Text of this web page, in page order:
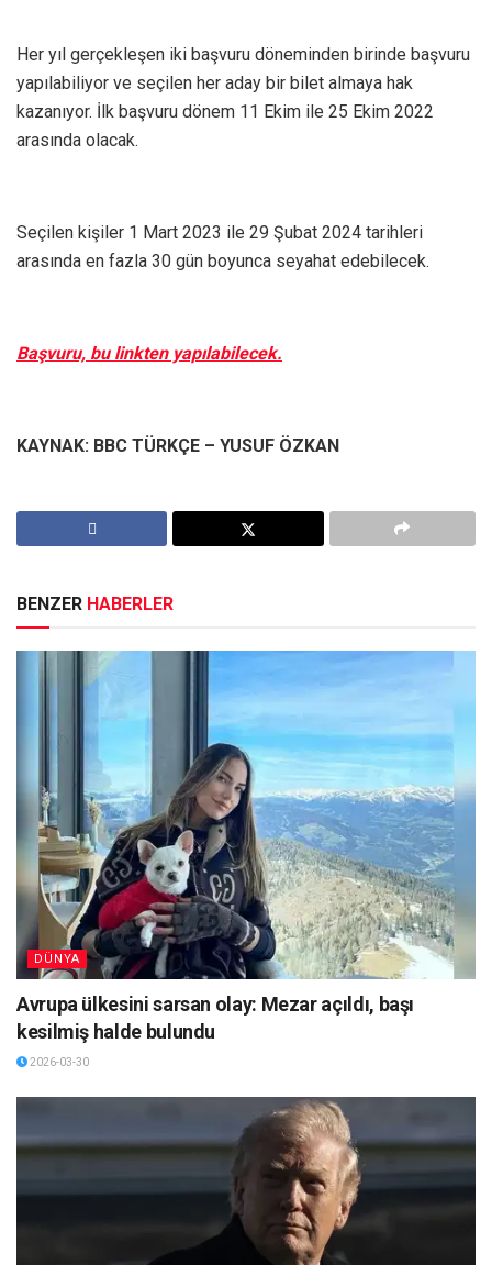
Her yıl gerçekleşen iki başvuru döneminden birinde başvuru
yapılabiliyor ve seçilen her aday bir bilet almaya hak
kazanıyor. İlk başvuru dönem 11 Ekim ile 25 Ekim 2022
arasında olacak.
Seçilen kişiler 1 Mart 2023 ile 29 Şubat 2024 tarihleri
arasında en fazla 30 gün boyunca seyahat edebilecek.
Başvuru, bu linkten yapılabilecek.
KAYNAK: BBC TÜRKÇE – YUSUF ÖZKAN
BENZER HABERLER
DÜNYA
Avrupa ülkesini sarsan olay: Mezar açıldı, başı
kesilmiş halde bulundu
2026-03-30